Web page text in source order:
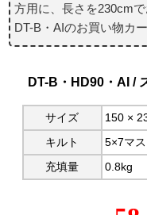
方用に、長さを230cm
DT-B・AIのお買い物カ
DT-B・HD90・AI /
サイズ
150 ×
キルト
5×7マ
充填量
0.8kg